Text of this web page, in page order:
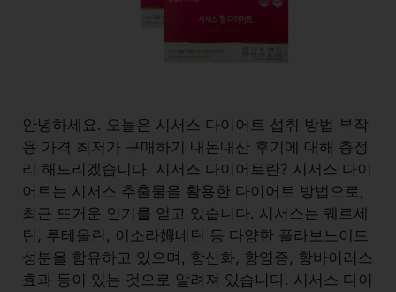
안녕하세요. 오늘은 시서스 다이어트 섭취 방법 부작
용 가격 최저가 구매하기 내돈내산 후기에 대해 총정
리 해드리겠습니다. 시서스 다이어트란? 시서스 다이
어트는 시서스 추출물을 활용한 다이어트 방법으로,
최근 뜨거운 인기를 얻고 있습니다. 시서스는 퀘르세
틴, 루테올린, 이소라姆네틴 등 다양한 플라보노이드
성분을 함유하고 있으며, 항산화, 항염증, 항바이러스
효과 등이 있는 것으로 알려져 있습니다. 시서스 다이